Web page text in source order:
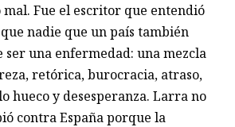
mal. Fue el escritor que entendió
nadie que un país también
ser una enfermedad: una mezcla
retórica, burocracia, atraso,
hueco y desesperanza. Larra no
contra España porque la